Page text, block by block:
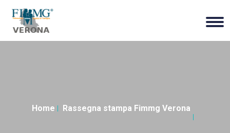
Home Rassegna stampa Fimmg Verona